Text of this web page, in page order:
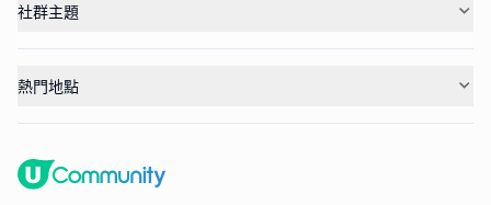
社群主題
熱門地點